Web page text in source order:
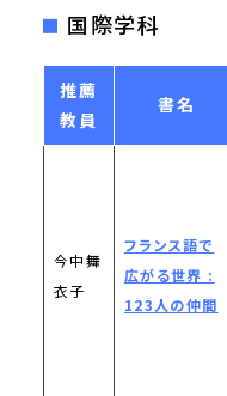
国際学科
推薦
教員
書名
今中舞
衣子
フランス語で
広がる世界 :
123人の仲間